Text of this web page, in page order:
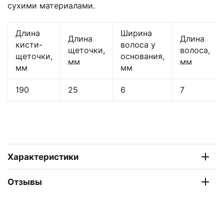
сухими материалами.
Длина
кисти-
щеточки,
мм
Длина
щеточки,
мм
Ширина
волоса у
основания,
мм
Длина
волоса,
мм
190 25 6 7
Характеристики
Отзывы